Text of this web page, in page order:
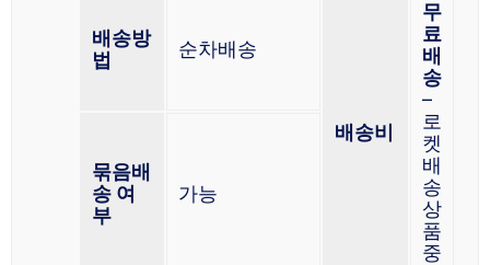
배송방
법
순차배송
배송비
무
료
배
송
–
로
켓
배
송
상
품
중
묶음배
송 여
부
가능